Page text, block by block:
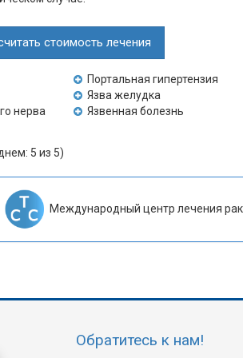
стоимость лечения
нерва
Портальная гипертензия
Язва желудка
Язвенная болезнь
5 из 5)
Международный центр лечения
Обратитесь к нам!